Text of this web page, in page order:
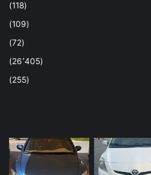
(118)
(109)
(72)
(26٬405)
(255)